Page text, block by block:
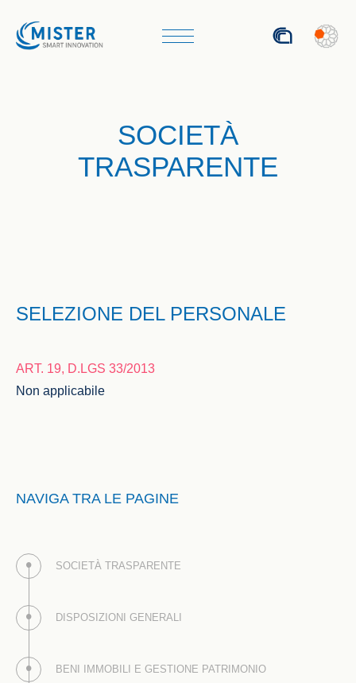
SOCIETÀ
TRASPARENTE
SELEZIONE DEL PERSONALE
ART. 19, D.LGS 33/2013
Non applicabile
NAVIGA TRA LE PAGINE
SOCIETÀ TRASPARENTE
DISPOSIZIONI GENERALI
BENI IMMOBILI E GESTIONE PATRIMONIO